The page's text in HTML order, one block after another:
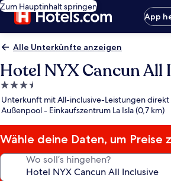
Zum Hauptinhalt springen
App
Alle Unterkünfte anzeigen
Hotel NYX Cancun All
3.5-
Sterne-
Unterkunft
Unterkunft mit All-inclusive-Leistungen
Außenpool - Einkaufszentrum La Isla (0,7 km)
Wähle deine Daten, um Preise
Wo soll’s hingehen?